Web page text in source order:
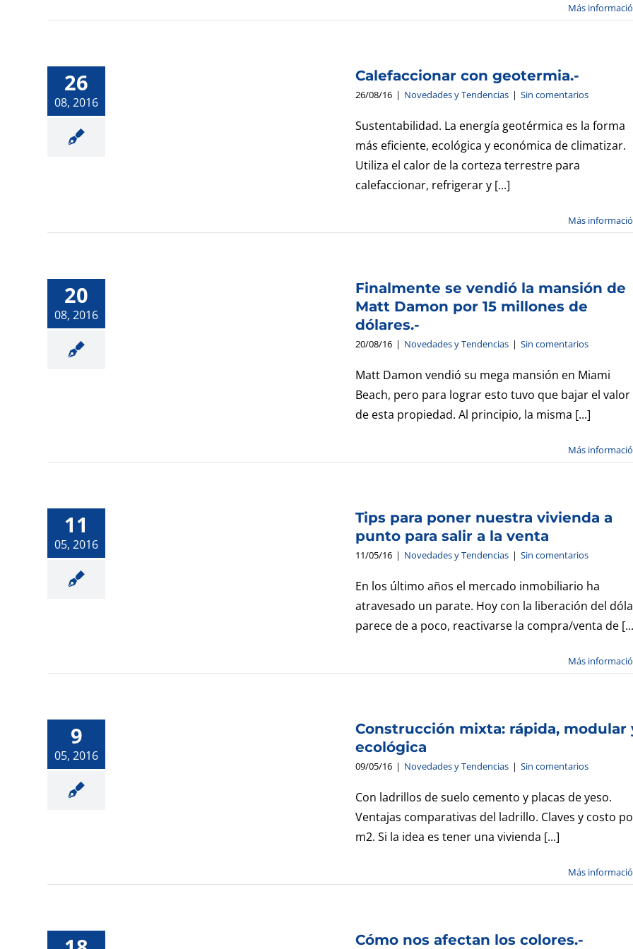
Más
26
08, 2016
Calefaccionar con geotermia.-
26/08/16 | Novedades y Tendencias | Sin comentarios
Sustentabilidad. La energía geotérmica es la forma
más eficiente, ecológica y económica de climatizar.
Utiliza el calor de la corteza terrestre para
calefaccionar, refrigerar y [...]
Más
20
08, 2016
Finalmente se vendió la mansión de
Matt Damon por 15 millones de
dólares.-
20/08/16 | Novedades y Tendencias | Sin comentarios
Matt Damon vendió su mega mansión en Miami
Beach, pero para lograr esto tuvo que bajar el valor
de esta propiedad. Al principio, la misma [...]
Más
11
05, 2016
Tips para poner nuestra vivienda a
punto para salir a la venta
11/05/16 | Novedades y Tendencias | Sin comentarios
En los último años el mercado inmobiliario ha
atravesado un parate. Hoy con la liberación del
parece de a poco, reactivarse la compra/venta de
Más
9
05, 2016
Construcción mixta: rápida, modular
ecológica
09/05/16 | Novedades y Tendencias | Sin comentarios
Con ladrillos de suelo cemento y placas de yeso.
Ventajas comparativas del ladrillo. Claves y costo
m2. Si la idea es tener una vivienda [...]
Más
Cómo nos afectan los colores.-